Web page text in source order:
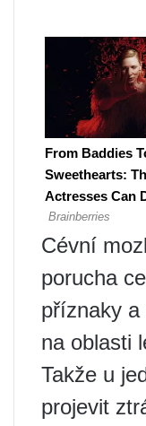
Cévní
porucha
příznaky
na oblasti
Takže u
projevit